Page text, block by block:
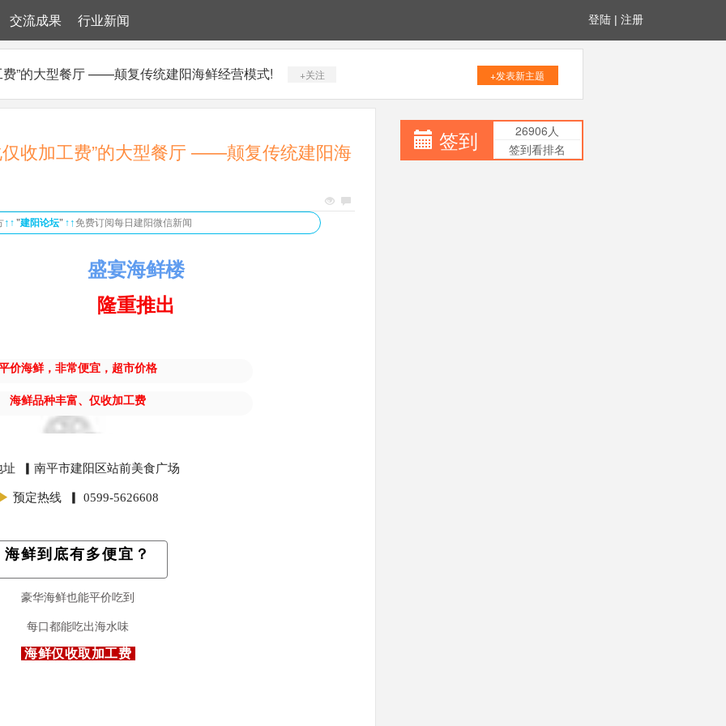
交流成果 行业新闻 登陆 | 注册
费”的大型餐厅 ——颠复传统建阳海鲜经营模式! +关注 +发表新主题
仅收加工费”的大型餐厅 ——颠复传统建阳海
↑ ↑ "建阳论坛" ↑↑免费订阅每日建阳微信新闻
盛宴海鲜楼
隆重推出
价海鲜，非常便宜，超市价格
海鲜品种丰富、仅收加工费
址 ▎南平市建阳区站前美食广场
预定热线 ▎ 0599-5626608
海鲜到底有多便宜？
豪华海鲜也能平价吃到
每口都能吃出海水味
海鲜仅收取加工费
签到
26906人
签到看排名